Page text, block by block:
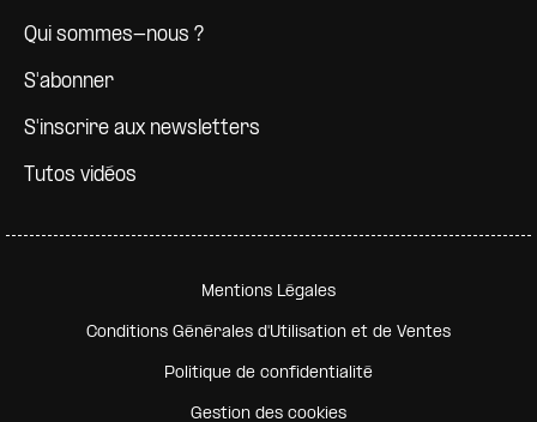
Qui sommes-nous ?
S'abonner
S'inscrire aux newsletters
Tutos vidéos
Pied de page secondaire
Mentions Légales
Conditions Générales d'Utilisation et de Ventes
Politique de confidentialité
Gestion des cookies